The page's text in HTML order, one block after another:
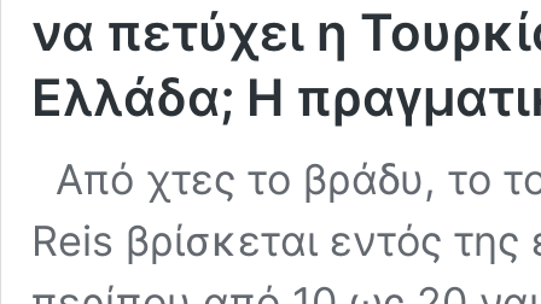
να πετύχει η
Ελλάδα; Η
Από χτες το βράδυ, το
Reis βρίσκεται εντός